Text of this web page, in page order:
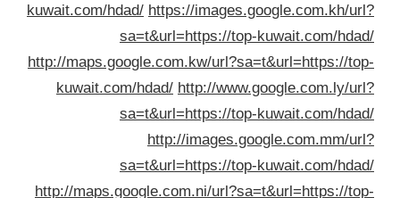
kuwait.com/hdad/ https://images.google.com.kh/
sa=t&url=https://top-kuwait.com/
http://maps.google.com.kw/url?sa=t&url=https://
kuwait.com/hdad/ http://www.google.com.ly/
sa=t&url=https://top-kuwait.com/
http://images.google.com.mm/
sa=t&url=https://top-kuwait.com/
http://maps.google.com.ni/url?sa=t&url=https://